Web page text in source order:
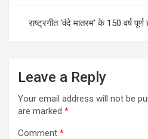
राष्ट्रगीत ‘वंदे मातरम’ के 150 वर्ष
Leave a Reply
Your email address will not be
are marked *
Comment *